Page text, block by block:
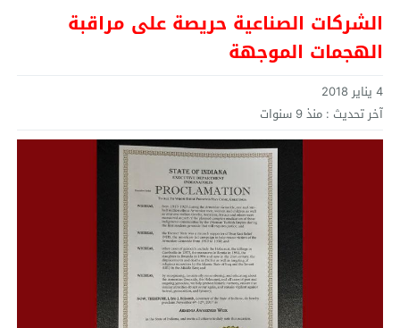
الشركات الصناعية حريصة على مراقبة
الهجمات الموجهة
4 يناير 2018
آخر تحديث : منذ 9 سنوات